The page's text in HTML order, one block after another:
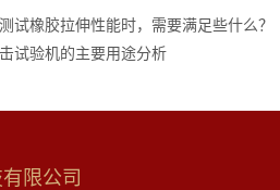
试橡胶拉伸性能时，需要满足些什么？
试验机的主要用途分析
限公司